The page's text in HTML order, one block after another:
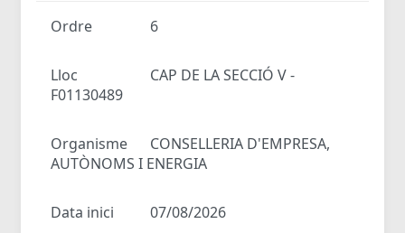
Ordre 6
Lloc
CAP DE LA SECCIÓ V -
F01130489
Organisme
CONSELLERIA D'EMPRESA,
AUTÒNOMS I ENERGIA
Data inici 07/08/2026